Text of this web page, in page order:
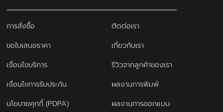
การสั่งซื้อ
ติดต่อเรา
ขอใบเสนอราคา
เกี่ยวกับเรา
เงื่อนไขบริการ
รีวิวจากลูกค้าของเรา
เงื่อนไขการรับประกัน
ผลงานการพิมพ์
นโยบายคุกกี้ (PDPA)
ผลงานการออกแบบ